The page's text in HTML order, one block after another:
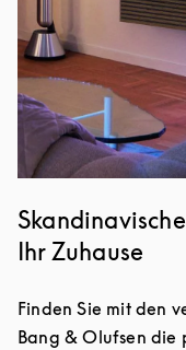
Ihr Zuhause
Finden Sie mit den
Bang & Olufsen die